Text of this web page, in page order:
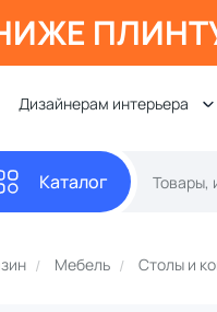
Дизайнерам интерьера
Каталог
Мебель Столы и